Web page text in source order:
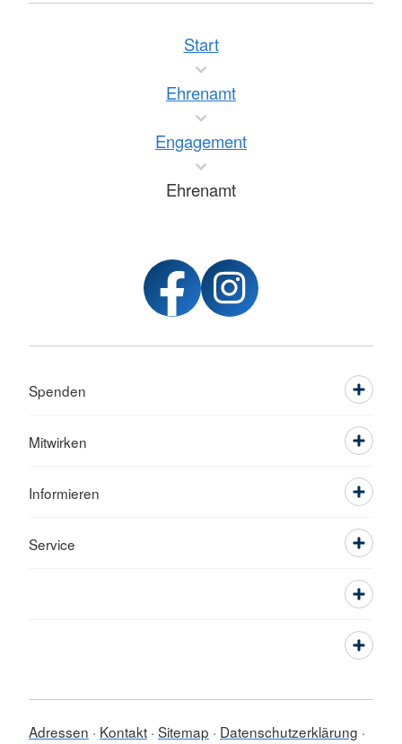
Start
Ehrenamt
Engagement
Ehrenamt
Spenden
Mitwirken
Informieren
Service
Adressen Kontakt Sitemap
Datenschutzerklärung